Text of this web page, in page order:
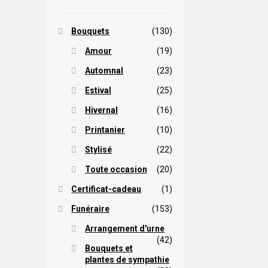
Bouquets (130)
Amour (19)
Automnal (23)
Estival (25)
Hivernal (16)
Printanier (10)
Stylisé (22)
Toute occasion (20)
Certificat-cadeau (1)
Funéraire (153)
Arrangement d'urne
(42)
Bouquets et
plantes de sympathie